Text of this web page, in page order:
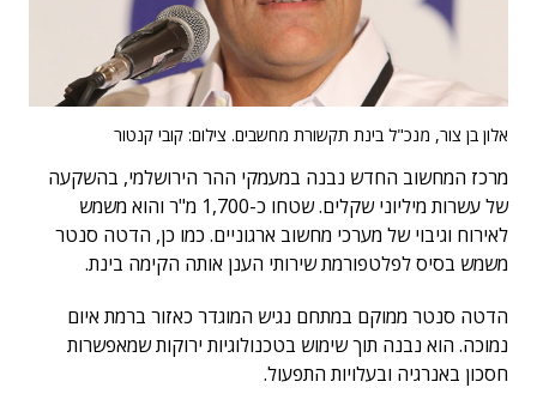
אלון בן צור, מנכ"ל בינת תקשורת מחשבים. צילום: קובי קנטור
מרכז המחשוב החדש נבנה במעמקי ההר הירושלמי, בהשקעה
של עשרות מיליוני שקלים. שטחו כ-1,700 מ"ר והוא משמש
לאירוח וגיבוי של מערכי מחשוב ארגוניים. כמו כן, הדטה סנטר
משמש בסיס לפלטפורמת שירותי הענן אותה הקימה בינת.
הדטה סנטר ממוקם במתחם נגיש המוגדר כאזור ברמת איום
נמוכה. הוא נבנה תוך שימוש בטכנולוגיות ירוקות שמאפשרות
חסכון באנרגיה ובעלויות התפעול.